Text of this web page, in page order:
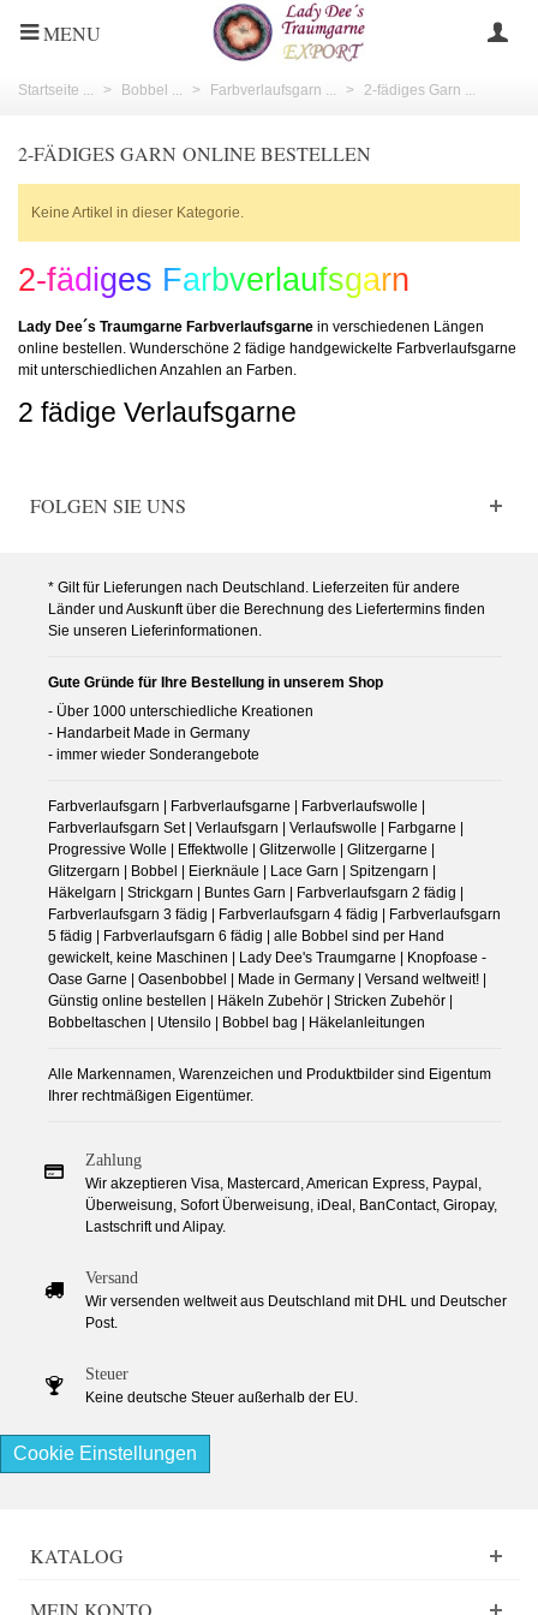
MENU
Startseite ... > Bobbel ... > Farbverlaufsgarn ... > 2-fädiges Garn ...
2-FÄDIGES GARN ONLINE BESTELLEN
Keine Artikel in dieser Kategorie.
2-fädiges Farbverlaufsgarn
Lady Dee´s Traumgarne Farbverlaufsgarne in verschiedenen Längen
online bestellen. Wunderschöne 2 fädige handgewickelte Farbverlaufsgarne
mit unterschiedlichen Anzahlen an Farben.
2 fädige Verlaufsgarne
FOLGEN SIE UNS
* Gilt für Lieferungen nach Deutschland. Lieferzeiten für andere
Länder und Auskunft über die Berechnung des Liefertermins finden
Sie unseren Lieferinformationen.
Gute Gründe für Ihre Bestellung in unserem Shop
- Über 1000 unterschiedliche Kreationen
- Handarbeit Made in Germany
- immer wieder Sonderangebote
Farbverlaufsgarn | Farbverlaufsgarne | Farbverlaufswolle |
Farbverlaufsgarn Set | Verlaufsgarn | Verlaufswolle | Farbgarne |
Progressive Wolle | Effektwolle | Glitzerwolle | Glitzergarne |
Glitzergarn | Bobbel | Eierknäule | Lace Garn | Spitzengarn |
Häkelgarn | Strickgarn | Buntes Garn | Farbverlaufsgarn 2 fädig |
Farbverlaufsgarn 3 fädig | Farbverlaufsgarn 4 fädig | Farbverlaufsgarn
5 fädig | Farbverlaufsgarn 6 fädig | alle Bobbel sind per Hand
gewickelt, keine Maschinen | Lady Dee's Traumgarne | Knopfoase -
Oase Garne | Oasenbobbel | Made in Germany | Versand weltweit! |
Günstig online bestellen | Häkeln Zubehör | Stricken Zubehör |
Bobbeltaschen | Utensilo | Bobbel bag | Häkelanleitungen
Alle Markennamen, Warenzeichen und Produktbilder sind Eigentum
Ihrer rechtmäßigen Eigentümer.
Zahlung
Wir akzeptieren Visa, Mastercard, American Express, Paypal,
Überweisung, Sofort Überweisung, iDeal, BanContact, Giropay,
Lastschrift und Alipay.
Versand
Wir versenden weltweit aus Deutschland mit DHL und Deutscher
Post.
Steuer
Keine deutsche Steuer außerhalb der EU.
Cookie Einstellungen
KATALOG
MEIN KONTO